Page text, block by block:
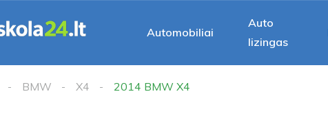
Automobiliai
Auto
lizingas
BMW X4 2014 BMW X4